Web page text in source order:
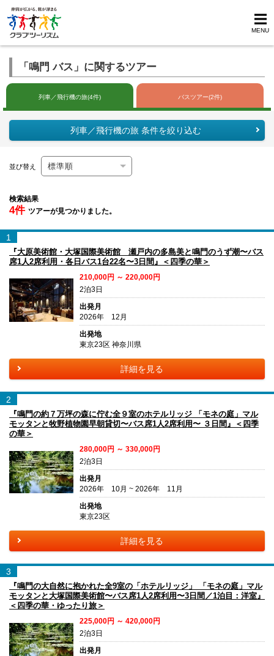
MENU
「鳴門 バス」に関するツアー
列車／飛行機の旅(4件) バスツアー(2件)
列車／飛行機の旅 条件を絞り込む
並び替え
検索結果
4件 ツアーが見つかりました。
1
『大原美術館・大塚国際美術館 瀬戸内の多島美と鳴門のうず潮〜バス
席1人2席利用・各日バス1台22名〜3日間』＜四季の華＞
210,000円 ～ 220,000円
2泊3日
出発月
2026年 12月
出発地
東京23区 神奈川県
詳細を見る
2
『鳴門の約７万坪の森に佇む全９室のホテルリッジ 「モネの庭」マル
モッタンと牧野植物園早朝貸切〜バス席1人2席利用〜 ３日間』＜四季
の華＞
280,000円 ～ 330,000円
2泊3日
出発月
2026年 10月 ~ 2026年 11月
出発地
東京23区
詳細を見る
3
『鳴門の大自然に抱かれた全9室の「ホテルリッジ」 「モネの庭」マル
モッタンと大塚国際美術館〜バス席1人2席利用〜3日間／1泊目：洋室』
＜四季の華・ゆったり旅＞
225,000円 ～ 420,000円
2泊3日
出発月